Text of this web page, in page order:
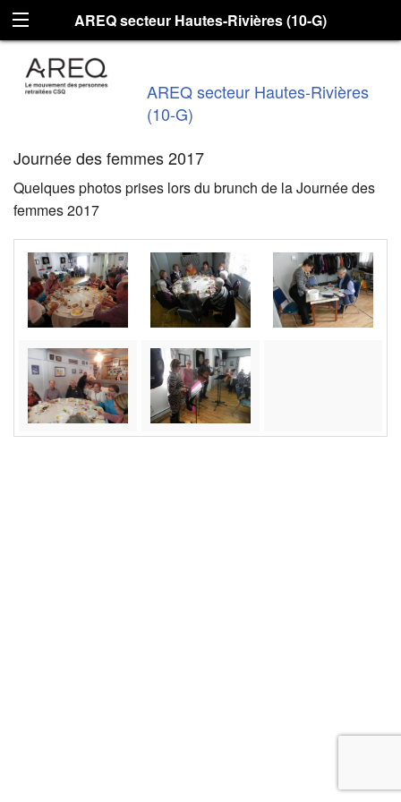
AREQ secteur Hautes-Rivières (10-G)
AREQ secteur Hautes-Rivières
(10-G)
Journée des femmes 2017
Quelques photos prises lors du brunch de la Journée des
femmes 2017